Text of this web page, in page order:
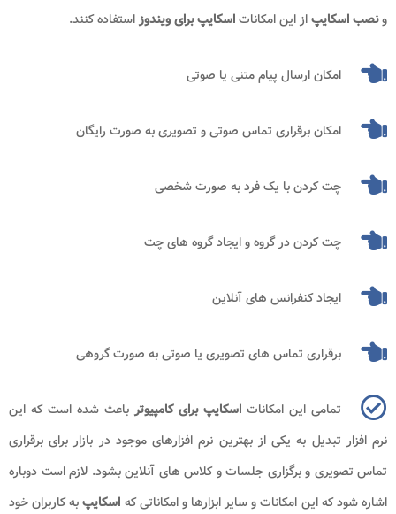
ونصب اسکایپاز این امکاناتاسکایپ برای ویندوزاستفاده کنند.
امکان ارسال پیام متنی یا صوتی
امکان برقراری تماس صوتی و تصویری به صورت رایگان
چت کردن با یک فرد به صورت شخصی
چت کردن در گروه و ایجاد گروه های چت
ایجاد کنفرانس های آنلاین
برقراری تماس های تصویری یا صوتی به صورت گروهی
تمامی این امکانات اسکایپ برای کامپیوتر باعث شده است که این
نرم افزار تبدیل به یکی از بهترین نرم افزارهای موجود در بازار برای برقراری
تماس تصویری و برگزاری جلسات و کلاس های آنلاین بشود. لازم است دوباره
اشاره شود که این امکانات و سایر ابزارها و امکاناتی که اسکایپبه کاربران خود